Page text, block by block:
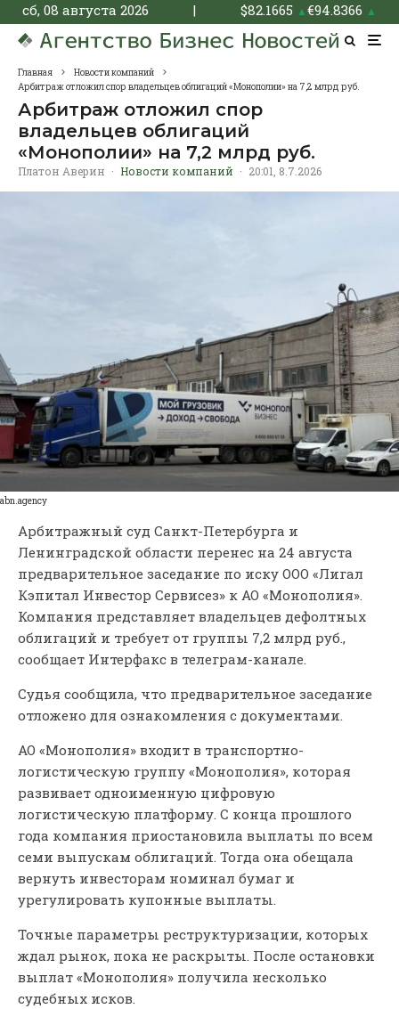
сб, 08 августа 2026 | $82.1665 ▲€94.8366 ▲
Главная
Новости компаний
Арбитраж отложил спор владельцев облигаций «Монополии» на 7,2 млрд руб.
Арбитраж отложил спор
владельцев облигаций
«Монополии» на 7,2 млрд руб.
Платон Аверин · Новости компаний · 20:01, 8.7.2026
abn.agency
Арбитражный суд Санкт-Петербурга и
Ленинградской области перенес на 24 августа
предварительное заседание по иску ООО «Лигал
Кэпитал Инвестор Сервисез» к АО «Монополия».
Компания представляет владельцев дефолтных
облигаций и требует от группы 7,2 млрд руб.,
сообщает Интерфакс в телеграм-канале.
Судья сообщила, что предварительное заседание
отложено для ознакомления с документами.
АО «Монополия» входит в транспортно-
логистическую группу «Монополия», которая
развивает одноименную цифровую
логистическую платформу. С конца прошлого
года компания приостановила выплаты по всем
семи выпускам облигаций. Тогда она обещала
вернуть инвесторам номинал бумаг и
урегулировать купонные выплаты.
Точные параметры реструктуризации, которых
ждал рынок, пока не раскрыты. После остановки
выплат «Монополия» получила несколько
судебных исков.